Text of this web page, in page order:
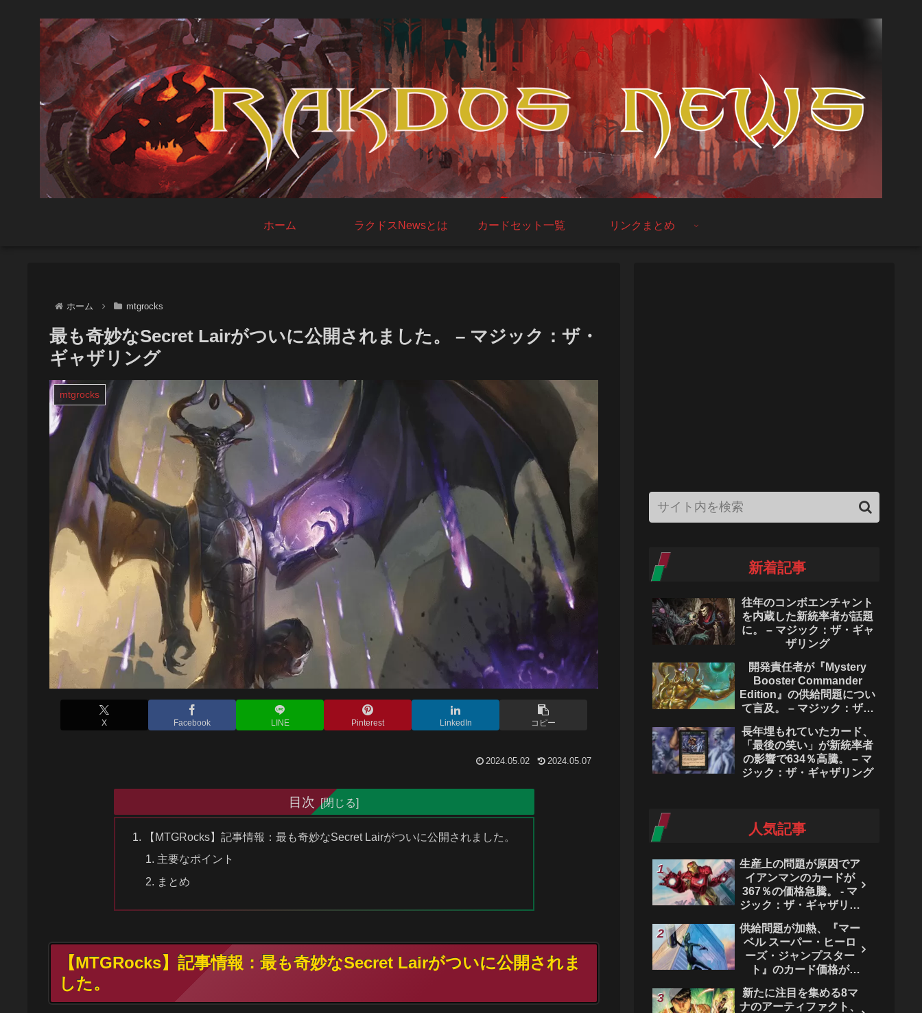
ホーム ラクドスNewsとは カードセット一覧 リンクまとめ
ホーム mtgrocks
最も奇妙なSecret Lairがついに公開されました。 – マジック：ザ・
ギャザリング
mtgrocks
X Facebook LINE Pinterest LinkedIn コピー
2024.05.02 2024.05.07
目次
【MTGRocks】記事情報：最も奇妙なSecret Lairがついに公開されました。
主要なポイント
まとめ
【MTGRocks】記事情報：最も奇妙なSecret Lairがついに公開されま
した。
新着記事
往年のコンボエンチャント
を内蔵した新統率者が話題
に。 – マジック：ザ・ギャ
ザリング
開発責任者が『Mystery
Booster Commander
Edition』の供給問題につい
て言及。 – マジック：ザ・
長年埋もれていたカード、
「最後の笑い」が新統率者
の影響で634％高騰。 – マ
ジック：ザ・ギャザリング
人気記事
生産上の問題が原因でア
イアンマンのカードが
367％の価格急騰。 - マ
ジック：ザ・ギャザリン
供給問題が加熱、『マー
ベル スーパー・ヒーロ
ーズ・ジャンプスター
ト』のカード価格が
ク：ザ・ギャザリング
新たに注目を集める8マ
ナのアーティファクト、